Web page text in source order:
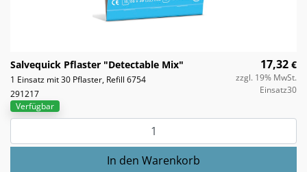
Salvequick Pflaster "Detectable Mix"
1 Einsatz mit 30 Pflaster, Refill 6754
291217
17,32 €
zzgl. 19% MwSt.
Einsatz30
Verfügbar